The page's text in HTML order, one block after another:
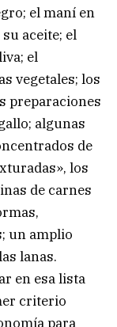
el maní en
aceite; el
el
vegetales; los
preparaciones
algunas
de
los
de carnes
un amplio
lanas.
en esa lista
criterio
para